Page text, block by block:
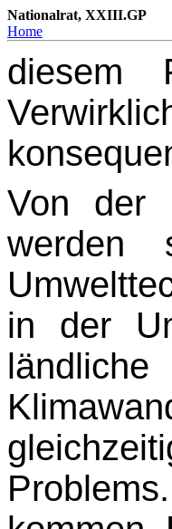
Nationalrat, XXIII.GP
Home
diesem
Von der
werden
in der